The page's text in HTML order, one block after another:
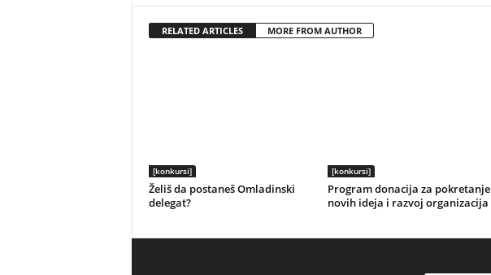
RELATED ARTICLES MORE FROM AUTHOR
[konkursi]
Želiš da postaneš Omladinski
delegat?
[konkursi]
Program donacija za pokretanje
novih ideja i razvoj organizacija